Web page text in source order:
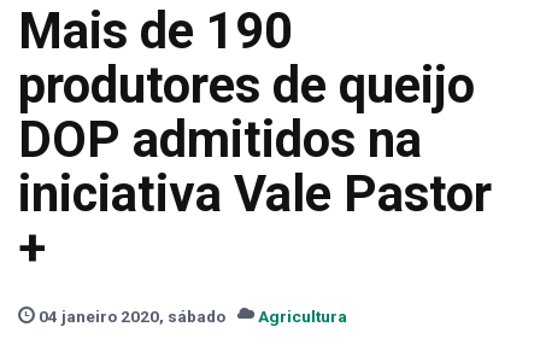
Mais de 190
produtores de queijo
DOP admitidos na
iniciativa Vale Pastor
+
04 janeiro 2020, sábado Agricultura